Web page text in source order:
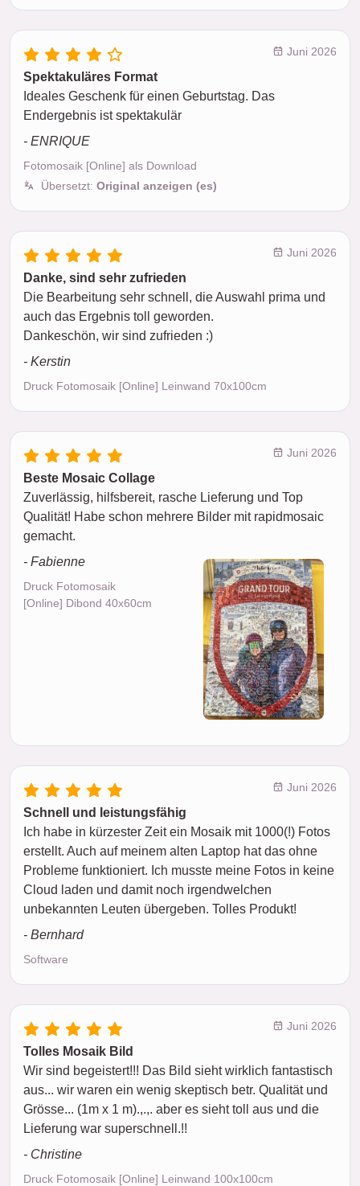
Juni 2026
Spektakuläres Format
Ideales Geschenk für einen Geburtstag. Das
Endergebnis ist spektakulär
- ENRIQUE
Fotomosaik [Online] als Download
Übersetzt: Original anzeigen (es)
Juni 2026
Danke, sind sehr zufrieden
Die Bearbeitung sehr schnell, die Auswahl prima und
auch das Ergebnis toll geworden.
Dankeschön, wir sind zufrieden :)
- Kerstin
Druck Fotomosaik [Online] Leinwand 70x100cm
Juni 2026
Beste Mosaic Collage
Zuverlässig, hilfsbereit, rasche Lieferung und Top
Qualität! Habe schon mehrere Bilder mit rapidmosaic
gemacht.
- Fabienne
Druck Fotomosaik
[Online] Dibond 40x60cm
Juni 2026
Schnell und leistungsfähig
Ich habe in kürzester Zeit ein Mosaik mit 1000(!) Fotos
erstellt. Auch auf meinem alten Laptop hat das ohne
Probleme funktioniert. Ich musste meine Fotos in keine
Cloud laden und damit noch irgendwelchen
unbekannten Leuten übergeben. Tolles Produkt!
- Bernhard
Software
Juni 2026
Tolles Mosaik Bild
Wir sind begeistert!!! Das Bild sieht wirklich fantastisch
aus... wir waren ein wenig skeptisch betr. Qualität und
Grösse... (1m x 1 m).,.,. aber es sieht toll aus und die
Lieferung war superschnell.!!
- Christine
Druck Fotomosaik [Online] Leinwand 100x100cm